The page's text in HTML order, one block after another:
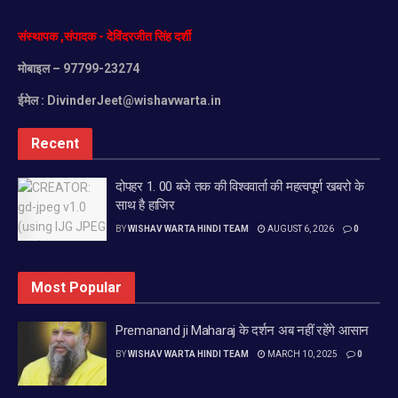
संस्थापक,संपादक-देविंदरजीतसिंहदर्शी
मोबाइल– 97799-23274
ईमेल : DivinderJeet@wishavwarta.in
Recent
दोपहर 1. 00 बजे तक की विश्ववार्ता की महत्वपूर्ण खबरो के
साथ है हाजिर
BYWISHAV WARTA HINDI TEAM AUGUST 6, 2026 0
Most Popular
Premanand ji Maharaj के दर्शन अब नहीं रहेंगे आसान
BYWISHAV WARTA HINDI TEAM MARCH 10, 2025 0